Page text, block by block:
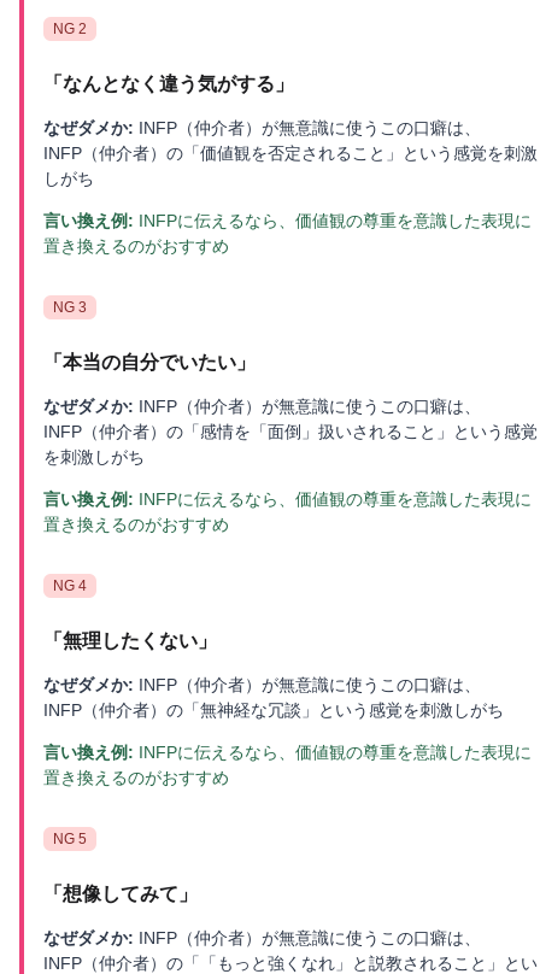
NG 2
「 なんとなく違う気がする 」
なぜダメか: INFP（仲介者）が無意識に使うこの口癖は、
INFP（仲介者）の「価値観を否定されること」という感覚を刺激
しがち
言い換え例: INFPに伝えるなら、価値観の尊重を意識した表現に
置き換えるのがおすすめ
NG 3
「 本当の自分でいたい 」
なぜダメか: INFP（仲介者）が無意識に使うこの口癖は、
INFP（仲介者）の「感情を「面倒」扱いされること」という感覚
を刺激しがち
言い換え例: INFPに伝えるなら、価値観の尊重を意識した表現に
置き換えるのがおすすめ
NG 4
「 無理したくない 」
なぜダメか: INFP（仲介者）が無意識に使うこの口癖は、
INFP（仲介者）の「無神経な冗談」という感覚を刺激しがち
言い換え例: INFPに伝えるなら、価値観の尊重を意識した表現に
置き換えるのがおすすめ
NG 5
「 想像してみて 」
なぜダメか: INFP（仲介者）が無意識に使うこの口癖は、
INFP（仲介者）の「「もっと強くなれ」と説教されること」とい